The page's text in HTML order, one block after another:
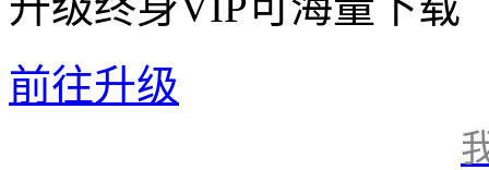
前往升级